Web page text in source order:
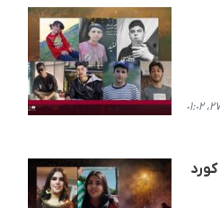
١٢ هاووڵاتیی کورد